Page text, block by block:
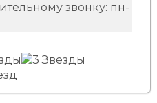
звонку: пн-